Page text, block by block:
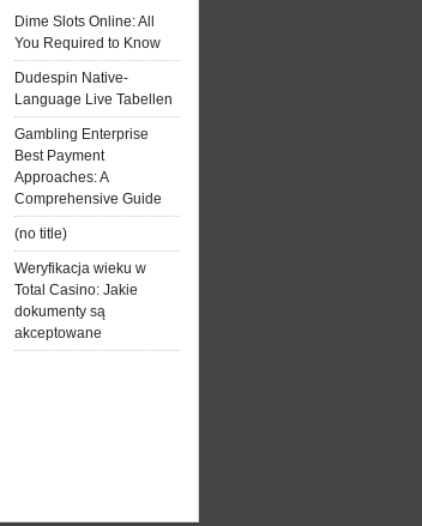
Dime Slots Online: All
You Required to Know
Dudespin Native-
Language Live Tabellen
Gambling Enterprise
Best Payment
Approaches: A
Comprehensive Guide
(no title)
Weryfikacja wieku w
Total Casino: Jakie
dokumenty są
akceptowane